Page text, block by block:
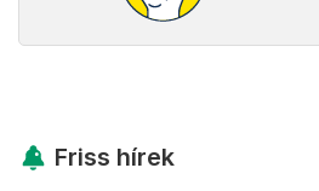
Friss hírek